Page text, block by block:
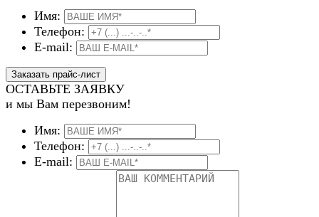
Имя:
Телефон:
E-mail:
ОСТАВЬТЕ ЗАЯВКУ
и мы Вам перезвоним!
Имя:
Телефон:
E-mail: